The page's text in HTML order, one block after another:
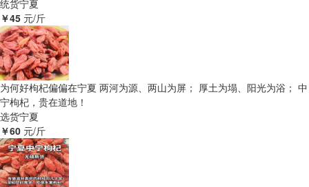
统货宁夏
￥45 元/斤
为何好枸杞偏偏在宁夏 两河为源、两山为屏； 厚土为塌、阳光为浴； 中
宁枸杞，贵在道地！
选货宁夏
￥60 元/斤